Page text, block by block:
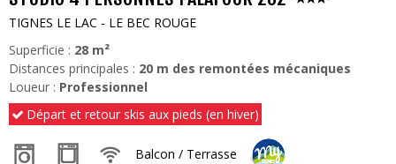
TIGNES LE LAC - LE BEC ROUGE
Superficie : 28 m²
Distances principales : 20 m des remontées mécaniques
Loueur : Professionnel
Départ et retour skis aux pieds (en hiver)
Balcon / Terrasse